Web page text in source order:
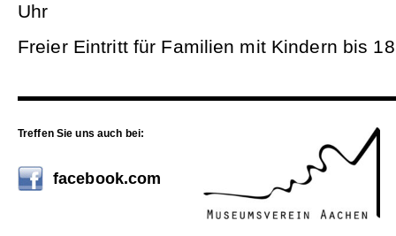
Uhr
Freier Eintritt für Familien mit Kindern bis
Treffen Sie uns auch bei:
facebook.com